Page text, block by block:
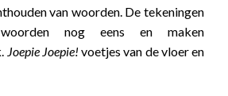
van woorden. De tekeningen
nog eens en maken
Joepie Joepie!voetjes van de vloer en